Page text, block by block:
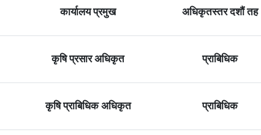
कार्यालय प्रमुख अधिकृतस्तर दशौं तह
कृषि प्रसार अधिकृत प्राबिधिक
कृषि प्राबिधिक अधिकृत प्राबिधिक